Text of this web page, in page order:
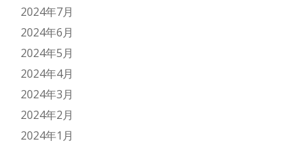
2024年7月
2024年6月
2024年5月
2024年4月
2024年3月
2024年2月
2024年1月